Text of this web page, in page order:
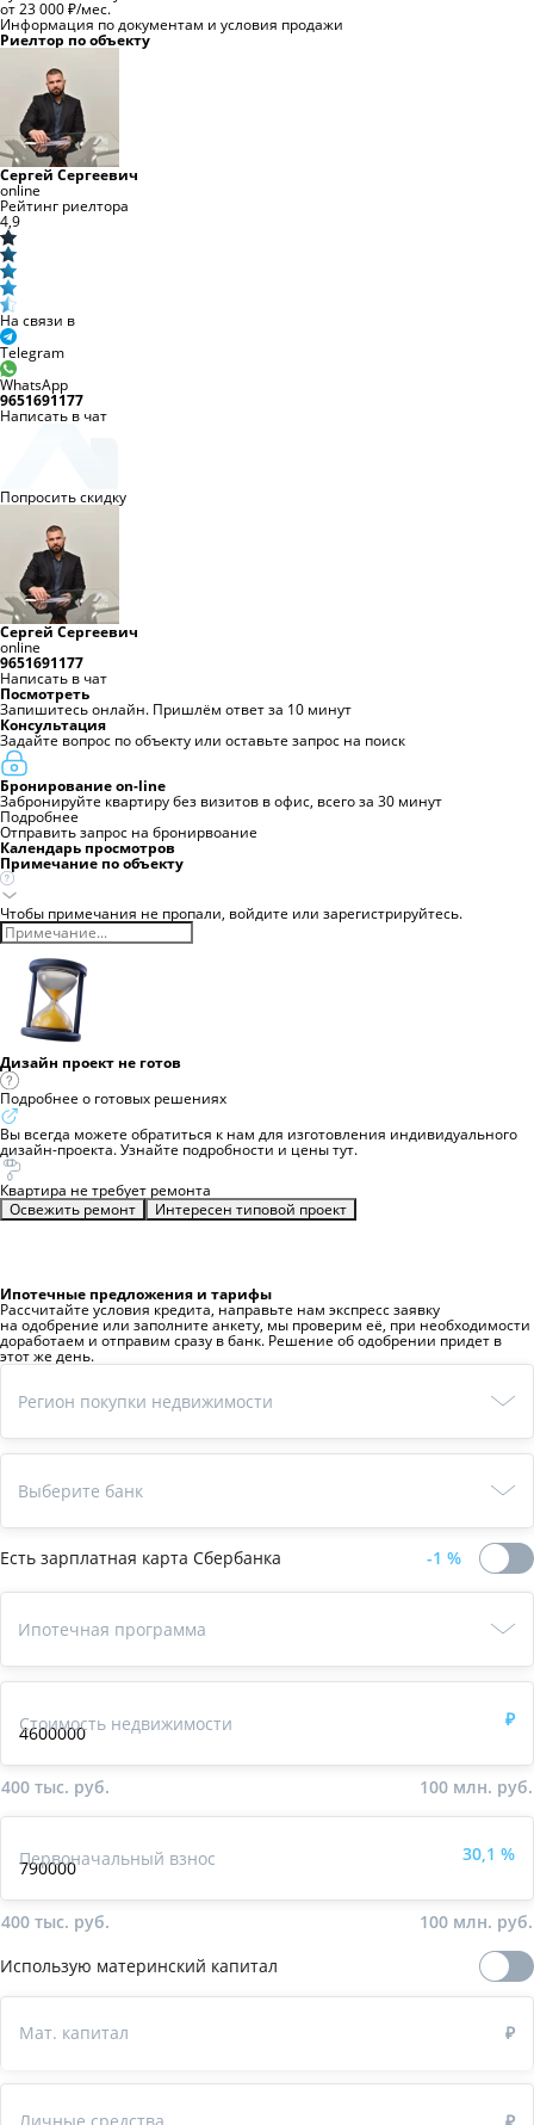
от 23 000 ₽/мес.
Информация по документам и условия продажи
Риелтор по объекту
Сергей Сергеевич
online
Рейтинг риелтора
4,9
На связи в
Telegram
WhatsApp
9651691177
Написать в чат
Попросить скидку
Сергей Сергеевич
online
9651691177
Написать в чат
Посмотреть
Запишитесь онлайн. Пришлём ответ за 10 минут
Консультация
Задайте вопрос по объекту или оставьте запрос на поиск
Бронирование on-line
Забронируйте квартиру без визитов в офис, всего за 30 минут
Подробнее
Отправить запрос на бронирвоание
Календарь просмотров
Примечание по объекту
Чтобы примечания не пропали, войдите или зарегистрируйтесь.
Дизайн проект не готов
Подробнее о готовых решениях
Вы всегда можете обратиться к нам для изготовления индивидуального
дизайн-проекта. Узнайте подробности и ценытут.
Квартира не требует ремонта
Освежить ремонт
Интересен типовой проект
Ипотечные предложения и тарифы
Рассчитайте условия кредита, направьте нам экспресс заявку
на одобрение или заполните анкету, мы проверим её, при необходимости
доработаем и отправим сразу в банк. Решение об одобрении придет в
этот же день.
Регион покупки недвижимости
Выберите банк
Есть зарплатная карта Сбербанка -1 %
Ипотечная
Ипотечная программа
Стоимость недвижимости ₽
400 тыс. руб. 100 млн. руб.
Первоначальный взнос 30,1 %
400 тыс. руб.
100 млн. руб.
Использую материнский капитал
Мат. капитал ₽
Личные средства ₽